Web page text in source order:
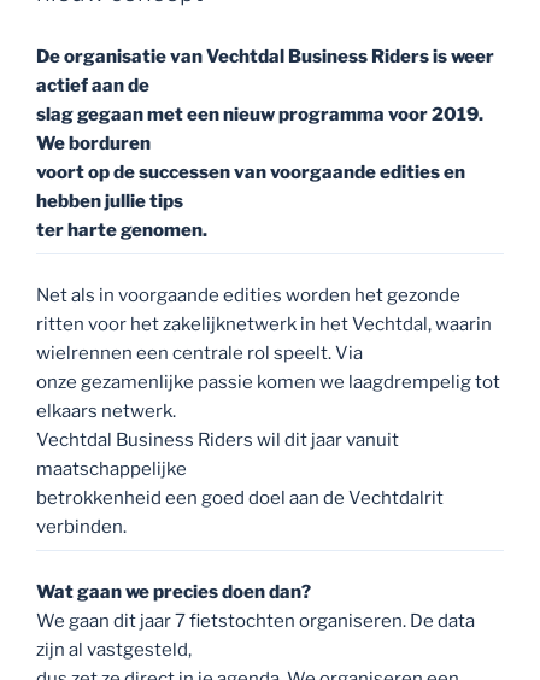
Net als in voorgaande edities worden het gezonde
wielrennen een centrale rol speelt. Via
onze gezamenlijke passie komen we laagdrempelig tot
elkaars netwerk.
Vechtdal Business Riders wil dit jaar vanuit
maatschappelijke
betrokkenheid een goed doel aan de Vechtdalrit
verbinden.
Wat gaan we precies doen dan?
We gaan dit jaar 7 fietstochten organiseren. De data
zijn al vastgesteld,
dus zet ze direct in je agenda. We organiseren een
openings- en een
sluitingsrit en tussendoor zijn er 5 reguliere fietsritten.
De organisatie
zorgt voor goede en veilige routes en fietsen er
wegkapiteins mee. Iedereen fietst dezelfde snelheid
Wanneer gaan we dat doen?
De opening van het “Vechtdalritseizoen” is op vrijdag